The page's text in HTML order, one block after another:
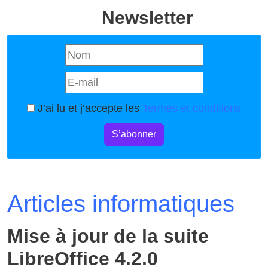
Newsletter
J’ai lu et j’accepte les Termes et conditions
S’abonner
Articles informatiques
Mise à jour de la suite
LibreOffice 4.2.0